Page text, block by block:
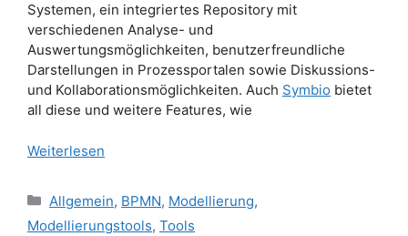
Systemen, ein integriertes Repository mit
verschiedenen Analyse- und
Auswertungsmöglichkeiten, benutzerfreundliche
Darstellungen in Prozessportalen sowie Diskussions-
und Kollaborationsmöglichkeiten. Auch Symbio bietet
all diese und weitere Features, wie
Weiterlesen
Kategorien
Allgemein, BPMN, Modellierung,
Modellierungstools, Tools